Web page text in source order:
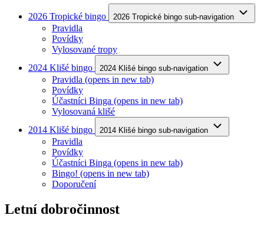
2026 Tropické bingo 2026 Tropické bingo sub-navigation
Pravidla
Povídky
Vylosované tropy
2024 Klišé bingo
2024 Klišé bingo sub-navigation
Pravidla (opens in new tab)
Povídky
Účastníci Binga (opens in new tab)
Vylosovaná klišé
2014 Klišé bingo
2014 Klišé bingo sub-navigation
Pravidla
Povídky
Účastníci Binga (opens in new tab)
Bingo! (opens in new tab)
Doporučení
Letní dobročinnost